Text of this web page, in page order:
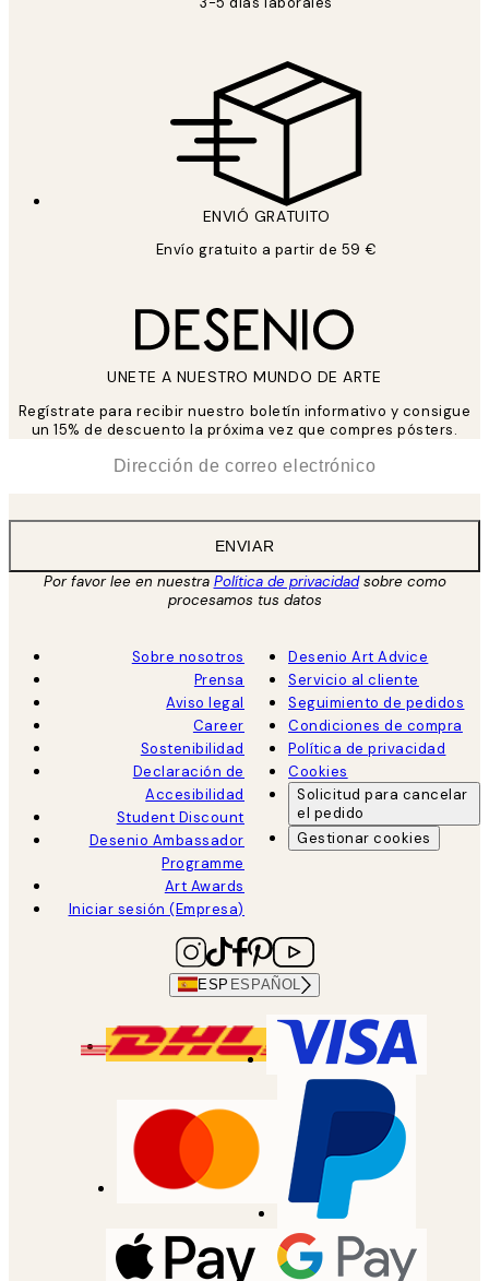
ENVIÓ GRATUITO
Envío gratuito a partir de 59 €
UNETE A NUESTRO MUNDO DE ARTE
Regístrate para recibir nuestro boletín informativo y consigue
un 15% de descuento la próxima vez que compres pósters.
ENVIAR
Por favor lee en nuestra Política de privacidadsobre como
procesamos tus datos
Sobre nosotros
Prensa
Aviso legal
Career
Sostenibilidad
Declaración de
Accesibilidad
Student Discount
Desenio Ambassador
Programme
Art Awards
Iniciar sesión (Empresa)
Desenio Art Advice
Servicio al cliente
Seguimiento de pedidos
Condiciones de compra
Política de privacidad
Cookies
Solicitud para cancelar
el pedido
Gestionar cookies
ESP ESPAÑOL